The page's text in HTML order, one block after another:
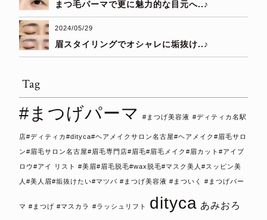
まつ毛パーマで更に魅力的な目元へ..♪
2024/05/29
眉スタイリングでオシャレに垢抜け..♪
Tag
#まつげパーマ #まつげ美容液 #ディティカ名駅
店#ディティカ#dityca#ヘアメイクサロン名古屋#ヘアメイク#眉毛サロ
ン#眉毛サロン名古屋#眉毛専門店#眉毛#眉毛メイク#眉カット#アイブ
ロウ#アイ リスト #美眉#眉毛脱毛#wax脱毛#マスク美人#スッピン美
人#美人眉#垢抜けたい#マツパ #まつげ美容液 #まついく #まつげパー
マ #まつげ #マスカラ #ラッシュリフト dityca あみおろ